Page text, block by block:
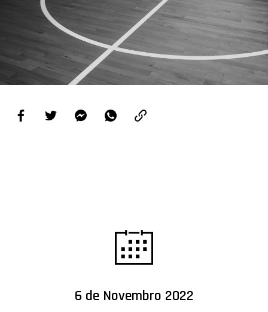
PROJETOS
LIGA BETCLIC MASCULINA
LIGA BETCLIC FEMININA
6 de Novembro 2022